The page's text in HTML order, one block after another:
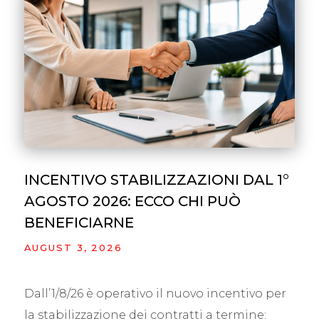
INCENTIVO STABILIZZAZIONI DAL 1°
AGOSTO 2026: ECCO CHI PUÒ
BENEFICIARNE
AUGUST 3, 2026
Dall’1/8/26 è operativo il nuovo incentivo per
la stabilizzazione dei contratti a termine: